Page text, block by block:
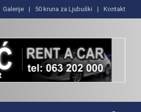
Galerije 50 kruna za Ljubuški Kontakt